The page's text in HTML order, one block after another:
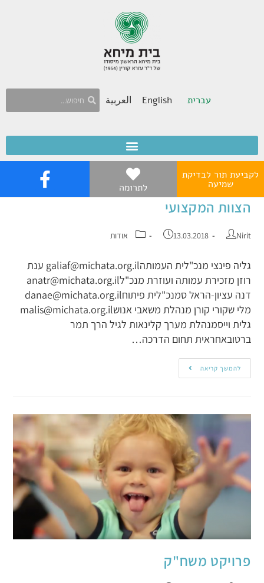
עברית English العربية
לקביעת תור לבדיקת
שמיעה לתרומה
הצוות המקצועי
Nirit
13.03.2018 אודות
גליה פינצי מנכ"לית העמותהgaliaf@michata.org.il ענת
רוזן מזכירת עמותה ועוזרת מנכ"לanatr@michata.org.il
דנה עציון-הראל סמנכ"לית פיתוחdanae@michata.org.il
מלי שקורי קורן מנהלת משאבי אנושmalis@michata.org.il
גלית וייסמנהלת מערך קלינאות לגיל הרך תמר
ברטובאחראית תחום הדרכה…
להמשך קריאה
פרויקט משח"ק